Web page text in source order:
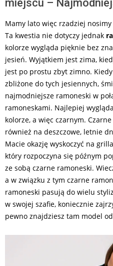
miejscu –
Mamy lato więc rzadziej
Ta kwestia nie dotyczy jednak
kolorze wygląda pięknie bez
jesień. Wyjątkiem jest zima,
jest po prostu zbyt zimno.
zbliżone do tych jesiennych,
najmodniejsze ramoneski w
ramoneskami. Najlepiej
kolorze, a więc czarnym.
również na deszczowe, letnie
Macie okazję wyskoczyć na
który rozpoczyna się późnym
ze sobą czarne ramoneski.
a w związku z tym czarne
ramoneski pasują do wielu
w swojej szafie, koniecznie
pewno znajdziesz tam model